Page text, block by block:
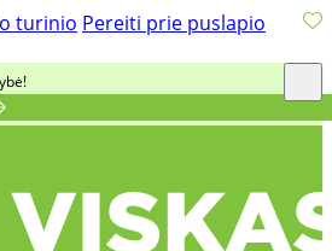
turinio Pereiti prie puslapio